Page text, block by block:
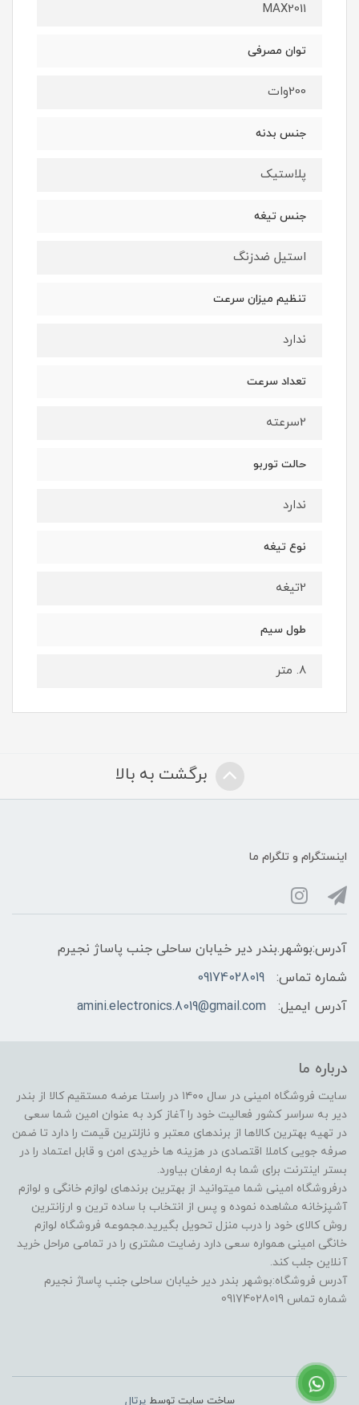
MAX2011
توان مصرفی
200وات
جنس بدنه
پلاستیک
جنس تیغه
استیل ضدزنگ
تنظیم میزان سرعت
ندارد
تعداد سرعت
2سرعته
حالت توربو
ندارد
نوع تیغه
2تیغه
طول سیم
8. متر
برگشت به بالا
اینستگرام و تلگرام ما
آدرس:بوشهر.بندر دیر خیابان ساحلی جنب پاساژ نجیرم
شماره تماس:
09174028019
آدرس ایمیل:
amini.electronics.8019@gmail.com
درباره ما
سایت فروشگاه امینی در سال ۱۴۰۰ در راستا عرضه مستقیم کالا از بندر
دیر به سراسر کشور فعالیت خود را آغاز کرد به عنوان امین شما سعی
در تهیه بهترین کالاها از برندهای معتبر و نازلترین قیمت را دارد تا ضمن
صرفه جویی کاملا اقتصادی در هزینه ها خریدی امن و قابل اعتماد را در
بستر اینترنت برای شما به ارمغان بیاورد.
درفروشگاه امینی شما میتوانید از بهترین برندهای لوازم خانگی و لوازم
آشپزخانه مشاهده نموده و پس از انتخاب با ساده ترین و ارزانترین
روش کالای خود را درب منزل تحویل بگیرید.مجموعه فروشگاه لوازم
خانگی امینی همواره سعی دارد رضایت مشتری را در تمامی مراحل خرید
آنلاین جلب کند.
آدرس فروشگاه:بوشهر بندر دیر خیابان ساحلی جنب پاساژ نجیرم
شماره تماس 09174028019
ساخت سایت توسطپرتال